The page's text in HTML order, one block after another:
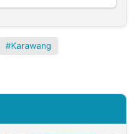
Karawang